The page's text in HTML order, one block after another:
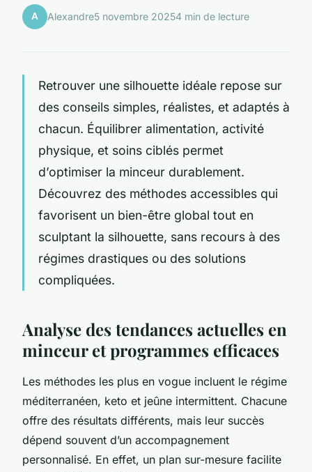
A Alexandre5 novembre 20254 min de lecture
Retrouver une silhouette idéale repose sur
des conseils simples, réalistes, et adaptés à
chacun. Équilibrer alimentation, activité
physique, et soins ciblés permet
d’optimiser la minceur durablement.
Découvrez des méthodes accessibles qui
favorisent un bien-être global tout en
sculptant la silhouette, sans recours à des
régimes drastiques ou des solutions
compliquées.
Analyse des tendances actuelles en
minceur et programmes efficaces
Les méthodes les plus en vogue incluent le régime
méditerranéen, keto et jeûne intermittent. Chacune
offre des résultats différents, mais leur succès
dépend souvent d’un accompagnement
personnalisé. En effet, un plan sur-mesure facilite